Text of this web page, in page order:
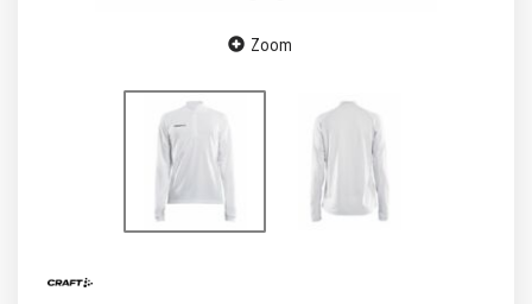
Zoom